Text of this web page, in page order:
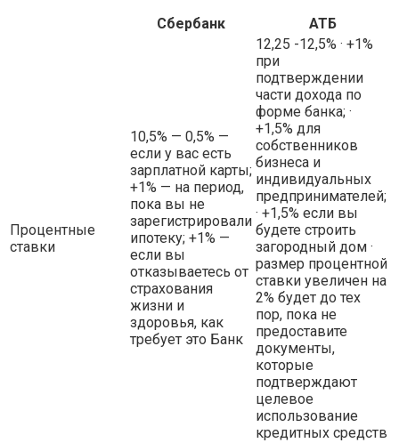
Сбербанк
АТБ
Процентные
ставки
10,5% — 0,5% —
если у вас есть
зарплатной карты;
+1% — на период,
пока вы не
зарегистрировали
ипотеку; +1% —
если вы
отказываетесь от
страхования
жизни и
здоровья, как
требует это Банк
12,25 -12,5% · +1%
при
подтверждении
части дохода по
форме банка; ·
+1,5% для
собственников
бизнеса и
индивидуальных
предпринимателей;
· +1,5% если вы
будете строить
загородный дом ·
размер процентной
ставки увеличен на
2% будет до тех
пор, пока не
предоставите
документы,
которые
подтверждают
целевое
использование
кредитных средств